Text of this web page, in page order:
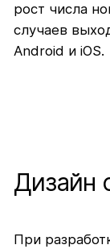
рост числа
случаев
Android и iOS.
Дизайн
При